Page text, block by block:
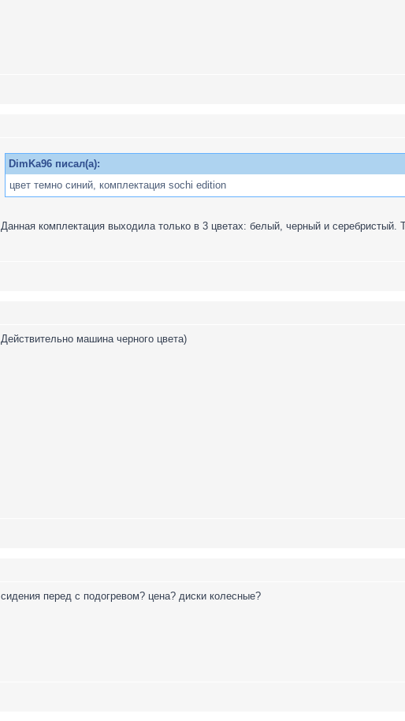
DimKa96 писал(а):
цвет темно синий, комплектация sochi edition
Данная комплектация выходила только в 3 цветах: белый, черный и серебристый.
Действительно машина черного цвета)
сидения перед с подогревом? цена? диски колесные?